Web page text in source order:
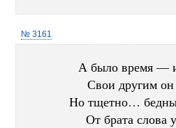
№ 3161
А было время —
Свои другим он
Но тщетно…
От брата слова